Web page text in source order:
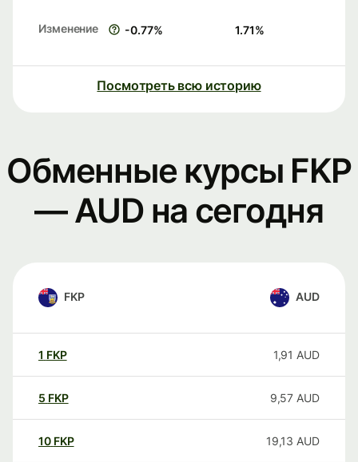
Изменение -0.77% 1.71%
Посмотреть всю историю
Обменные курсы FKP
— AUD на сегодня
FKP AUD
1 FKP 1,91 AUD
5 FKP 9,57 AUD
10 FKP 19,13 AUD